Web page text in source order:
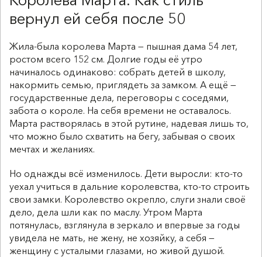
вернул ей себя после 50
Жила-была королева Марта — пышная дама 54 лет,
ростом всего 152 см. Долгие годы её утро
начиналось одинаково: собрать детей в школу,
накормить семью, приглядеть за замком. А ещё —
государственные дела, переговоры с соседями,
забота о короле. На себя времени не оставалось.
Марта растворялась в этой рутине, надевая лишь то,
что можно было схватить на бегу, забывая о своих
мечтах и желаниях.
Но однажды всё изменилось. Дети выросли: кто-то
уехал учиться в дальние королевства, кто-то строить
свои замки. Королевство окрепло, слуги знали своё
дело, дела шли как по маслу. Утром Марта
потянулась, взглянула в зеркало и впервые за годы
увидела не мать, не жену, не хозяйку, а себя —
женщину с усталыми глазами, но живой душой.